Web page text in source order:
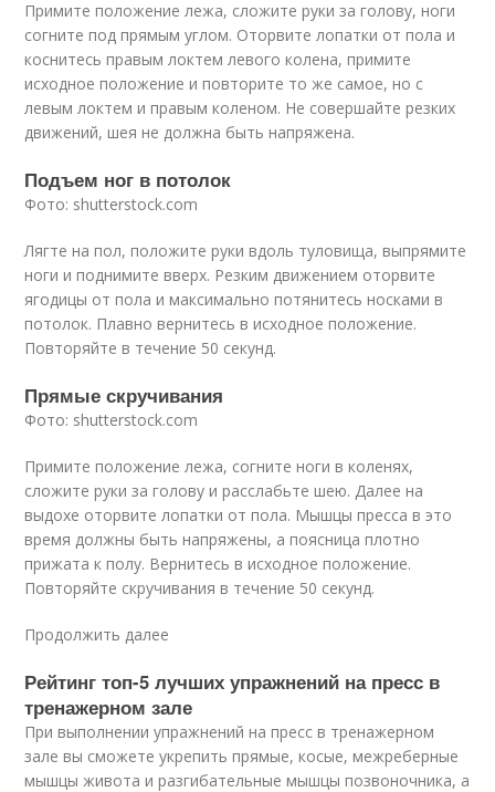
Примите положение лежа, сложите руки за голову, ноги
согните под прямым углом. Оторвите лопатки от пола и
коснитесь правым локтем левого колена, примите
исходное положение и повторите то же самое, но с
левым локтем и правым коленом. Не совершайте резких
движений, шея не должна быть напряжена.
Подъем ног в потолок
Фото: shutterstock.com
Лягте на пол, положите руки вдоль туловища, выпрямите
ноги и поднимите вверх. Резким движением оторвите
ягодицы от пола и максимально потянитесь носками в
потолок. Плавно вернитесь в исходное положение.
Повторяйте в течение 50 секунд.
Прямые скручивания
Фото: shutterstock.com
Примите положение лежа, согните ноги в коленях,
сложите руки за голову и расслабьте шею. Далее на
выдохе оторвите лопатки от пола. Мышцы пресса в это
время должны быть напряжены, а поясница плотно
прижата к полу. Вернитесь в исходное положение.
Повторяйте скручивания в течение 50 секунд.
Продолжить далее
Рейтинг топ-5 лучших упражнений на пресс в
тренажерном зале
При выполнении упражнений на пресс в тренажерном
зале вы сможете укрепить прямые, косые, межреберные
мышцы живота и разгибательные мышцы позвоночника, а